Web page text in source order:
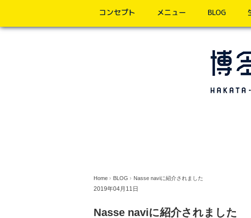
コンセプト メニュー BLOG
Home › BLOG › Nasse naviに紹介されました
2019年04月11日
Nasse naviに紹介されました